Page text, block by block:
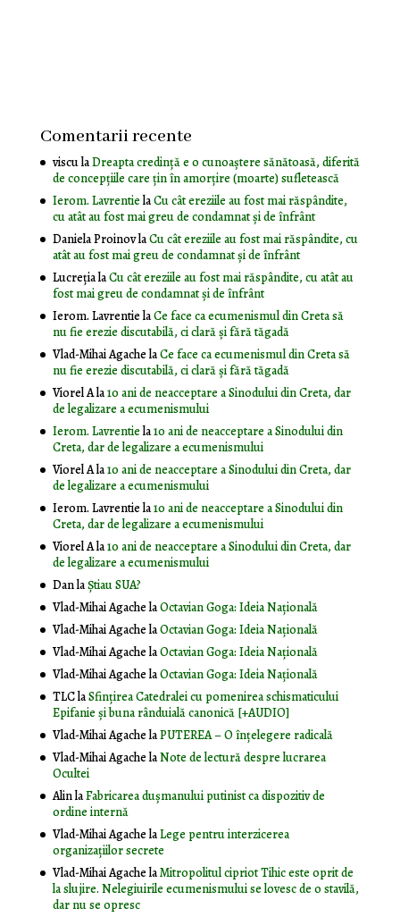
Comentarii recente
visculaDreapta credință e o cunoaștere sănătoasă, diferită
de concepțiile care țin în amorțire (moarte) sufletească
Ierom. LavrentielaCu cât ereziile au fost mai răspândite,
cu atât au fost mai greu de condamnat și de înfrânt
Daniela ProinovlaCu cât ereziile au fost mai răspândite, cu
atât au fost mai greu de condamnat și de înfrânt
LucrețialaCu cât ereziile au fost mai răspândite, cu atât au
fost mai greu de condamnat și de înfrânt
Ierom. LavrentielaCe face ca ecumenismul din Creta să
nu fie erezie discutabilă, ci clară și fără tăgadă
Vlad-Mihai AgachelaCe face ca ecumenismul din Creta să
nu fie erezie discutabilă, ci clară și fără tăgadă
Viorel Ala10 ani de neacceptare a Sinodului din Creta, dar
de legalizare a ecumenismului
Ierom. Lavrentiela10 ani de neacceptare a Sinodului din
Creta, dar de legalizare a ecumenismului
Viorel Ala10 ani de neacceptare a Sinodului din Creta, dar
de legalizare a ecumenismului
Ierom. Lavrentiela10 ani de neacceptare a Sinodului din
Creta, dar de legalizare a ecumenismului
Viorel Ala10 ani de neacceptare a Sinodului din Creta, dar
de legalizare a ecumenismului
DanlaȘtiau SUA?
Vlad-Mihai AgachelaOctavian Goga: Ideia Naţională
Vlad-Mihai AgachelaOctavian Goga: Ideia Naţională
Vlad-Mihai AgachelaOctavian Goga: Ideia Naţională
Vlad-Mihai AgachelaOctavian Goga: Ideia Naţională
TLClaSfințirea Catedralei cu pomenirea schismaticului
Epifanie și buna rânduială canonică [+AUDIO]
Vlad-Mihai AgachelaPUTEREA – O înţelegere radicală
Vlad-Mihai AgachelaNote de lectură despre lucrarea
Ocultei
AlinlaFabricarea dușmanului putinist ca dispozitiv de
ordine internă
Vlad-Mihai AgachelaLege pentru interzicerea
organizaţiilor secrete
Vlad-Mihai AgachelaMitropolitul cipriot Tihic este oprit de
la slujire. Nelegiuirile ecumenismului se lovesc de o stavilă,
dar nu se opresc